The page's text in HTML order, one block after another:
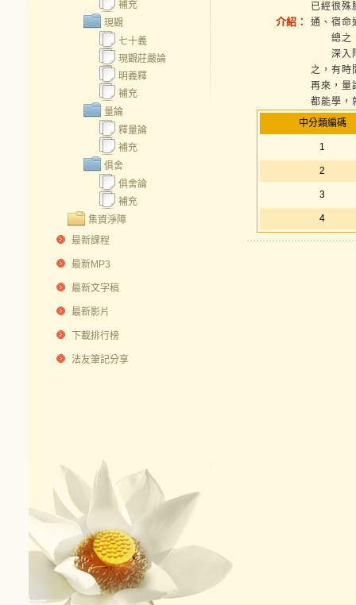
補充
現觀
七十義
現觀莊嚴論
明義釋
補充
量論
釋量論
補充
俱舍
俱舍論
補充
集資淨障
最新課程
最新MP3
最新文字稿
最新影片
下載排行榜
法友筆記分享
介紹：
已經很殊
通、宿命
總之，
深入階
之，有時
再來，量
都能學，
中分類編碼
1
2
3
4